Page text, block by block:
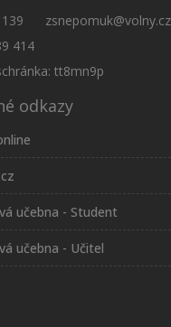
zsnepomuk@volny.cz
414
tt8mn9p
odkazy
učebna - Student
učebna - Učitel